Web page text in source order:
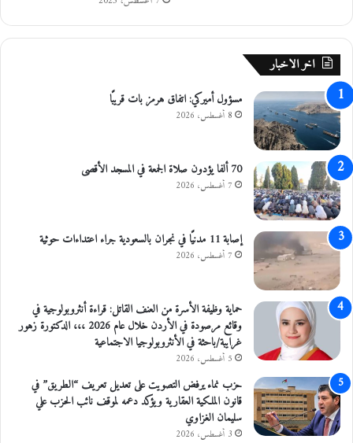
ع
ا
ي
ة
ي
آ
ي
ا
ت
ت
ع
ز
ي
ز
ا
ل
ت
ا
و
ن
ل
ق
ت
ص
ا
اخر الاخبار
مسؤول أميركي: اتفاق هرمز بات قريبًا
8 أغسطس، 2026
70 ألفا يؤدون صلاة الجمعة في المسجد الأقصى
7 أغسطس، 2026
إصابة 11 مدنيًا في نجران بالسعودية جراء اعتداءات حوثية
7 أغسطس، 2026
حماية وظيفة الأسرة من العنف القاتل: قراءة أنثروبولوجية في
وقائع مرصودة في الأردن خلال عام 2026 ،،، الدكتورة زهور
غرايبة/باحثة في الأنثروبولوجيا الاجتماعية
5 أغسطس، 2026
حزب نماء يرفض التصويت على تعديل تعريف “الطريق” في
قانون الملكية العقارية ويؤكد دعمه لموقف نائب الحزب علي
سليمان الغزاوي
3 أغسطس، 2026